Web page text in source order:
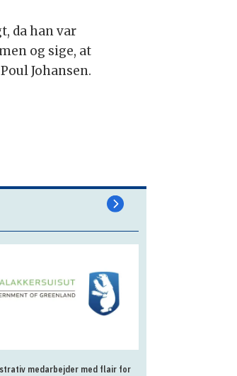
da han var
og sige, at
Johansen.
medarbejder med flair for